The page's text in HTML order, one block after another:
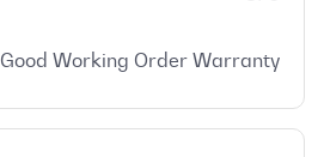
Good Working Order Warranty